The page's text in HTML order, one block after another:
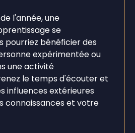
l'année, une
se
pourriez bénéficier des
expérimentée ou
une activité
le temps d'écouter et
influences extérieures
connaissances et votre